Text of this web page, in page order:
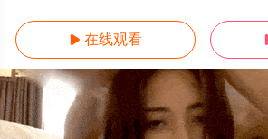
 在线观看